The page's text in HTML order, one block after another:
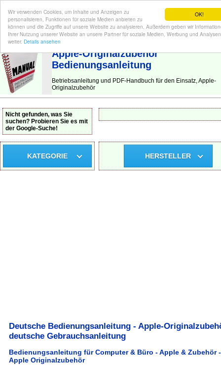
OK!
Wir verwenden Cookies, um Inhalte und Anzeigen zu
personalisieren, Funktionen für soziale Medien anbieten zu
können und die Zugriffe auf unsere Website zu analysieren. Außerdem geben wir
Ihrer Nutzung unserer Website an unsere Partner für soziale Medien, Werbung und Analysen
weiter. Details ansehen
BEDIENUNGSANLEITUNG | Hier finden Sie die deutsche Anleitung!
Apple-Originalzubehör
Bedienungsanleitung
Betriebsanleitung und PDF-Handbuch für den Einsatz, Apple-
Originalzubehör
Nicht gefunden, was Sie
suchen? Probieren Sie es mit
der Google-Suche!
KATEGORIE HERSTELLER
Deutsche Bedienungsanleitung - Apple-
deutsche Gebrauchsanleitung
Bedienungsanleitung für Computer & Büro - Apple & Zubehör -
Apple Originalzubehör